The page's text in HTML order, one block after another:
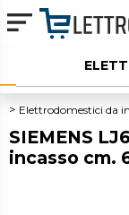
Elettrodomestici da
SIEMENS
incasso cm.